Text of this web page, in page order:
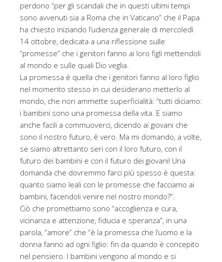
perdono “per gli scandali che in questi ultimi tempi
sono avvenuti sia a Roma che in Vaticano” che il Papa
ha chiesto iniziando l’udienza generale di mercoledì
14 ottobre, dedicata a una riflessione sulle
“promesse” che i genitori fanno ai loro figli mettendoli
al mondo e sulle quali Dio veglia.
La promessa è quella che i genitori fanno al loro figlio
nel momento stesso in cui desiderano metterlo al
mondo, che non ammette superficialità: “tutti diciamo:
i bambini sono una promessa della vita. E siamo
anche facili a commuoverci, dicendo ai giovani che
sono il nostro futuro, è vero. Ma mi domando, a volte,
se siamo altrettanto seri con il loro futuro, con il
futuro dei bambini e con il futuro dei giovani! Una
domanda che dovremmo farci più spesso è questa:
quanto siamo leali con le promesse che facciamo ai
bambini, facendoli venire nel nostro mondo?”.
Ciò che promettiamo sono “accoglienza e cura,
vicinanza e attenzione, fiducia e speranza”, in una
parola, “amore” che “è la promessa che l’uomo e la
donna fanno ad ogni figlio: fin da quando è concepito
nel pensiero. I bambini vengono al mondo e si